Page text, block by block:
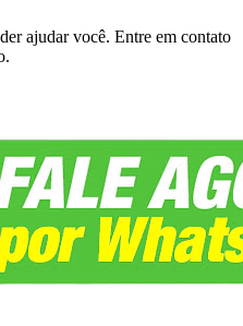
ajudar você. Entre em contato